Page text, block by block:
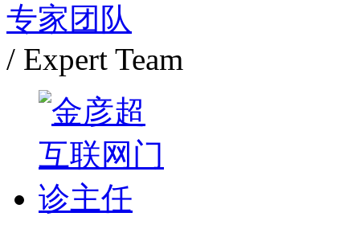
专家团队
/ Expert Team